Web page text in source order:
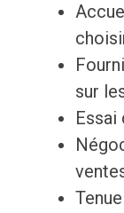
sur
Essai